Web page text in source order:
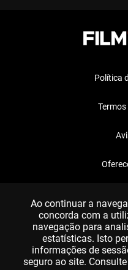
Política
Ao continuar a
concorda com a
navegação para
estatísticas. Isto
informações de
seguro ao site.